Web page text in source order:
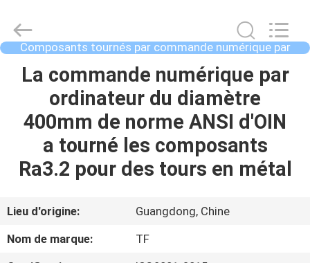
MAISON
PRODUITS
À
PROPOS
DE
Shenzhen
Tuofa
Technology
Co.,
Composants tournés par commande numérique par
ordinateur
La commande numérique par
ordinateur du diamètre
400mm de norme ANSI d'OIN
a tourné les composants
Ra3.2 pour des tours en métal
Lieu d'origine:
Guangdong, Chine
Nom de marque:
TF